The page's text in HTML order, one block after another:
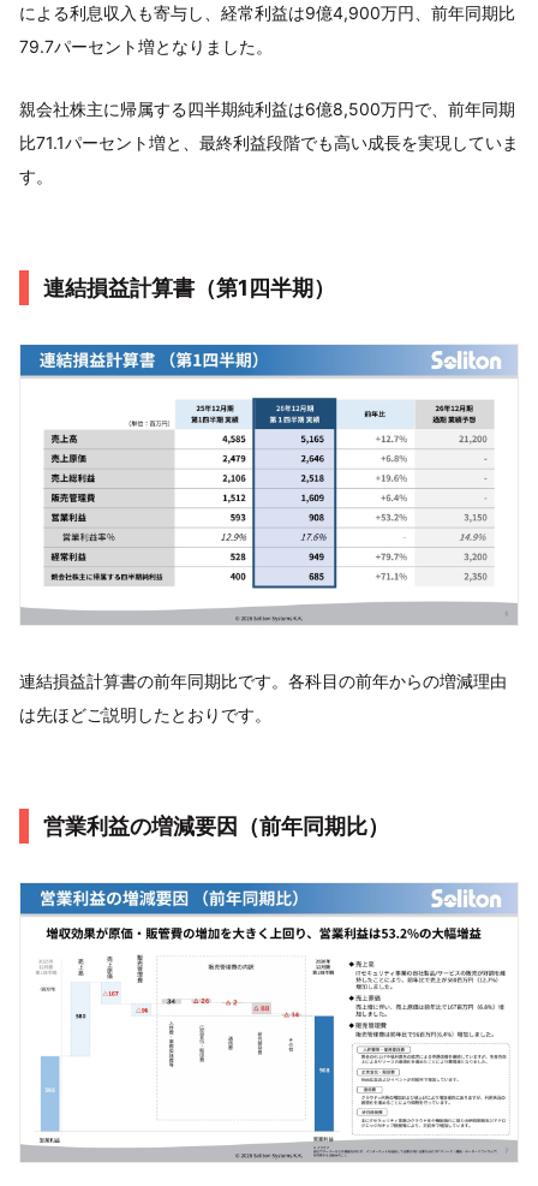
による利息収入も寄与し、経常利益は9億4,900万円、前年同期比
79.7パーセント増となりました。
親会社株主に帰属する四半期純利益は6億8,500万円で、前年同期
比71.1パーセント増と、最終利益段階でも高い成長を実現していま
す。
連結損益計算書（第1四半期）
連結損益計算書の前年同期比です。各科目の前年からの増減理由
は先ほどご説明したとおりです。
営業利益の増減要因（前年同期比）